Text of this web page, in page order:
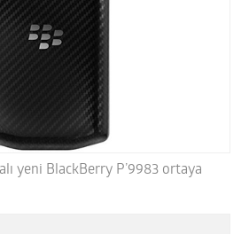
yeni BlackBerry P’9983 ortaya